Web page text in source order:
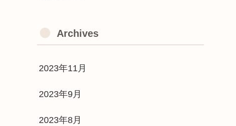
Archives
2023年11月
2023年9月
2023年8月